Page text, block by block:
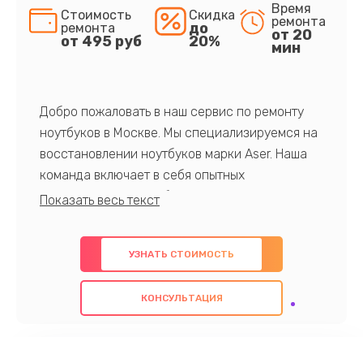
Стоимость
ремонта
от 495 руб
Скидка
до
20%
Время
ремонта
от 20
мин
Добро пожаловать в наш сервис по ремонту
ноутбуков в Москве. Мы специализируемся на
восстановлении ноутбуков марки Aser. Наша
команда включает в себя опытных
профессионалов с обширными знаниями и
предлагаем быстрый и качественный ремонт с
использованием оригинальных компонентов, а
также гарантируем качество всех
проведенных работ. Наша цель - предоставить
УЗНАТЬ СТОИМОСТЬ
КОНСУЛЬТАЦИЯ